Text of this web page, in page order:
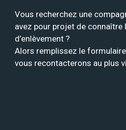
Vous recherchez une
avez pour projet de connaître
d’enlèvement ?
Alors remplissez le
vous recontacterons au plus